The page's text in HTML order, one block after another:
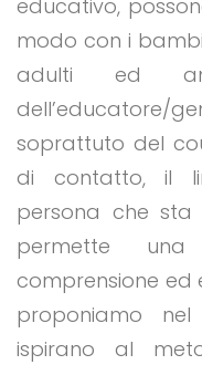
educativo,
modo con i
adulti ed
dell’educatore/
soprattuto del
di contatto, il
persona che
permette una
comprensione ed
proponiamo
ispirano al